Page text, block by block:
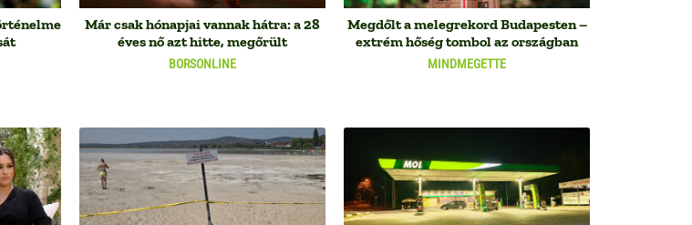
BORSONLINE
Már csak hónapjai vannak hátra: a 28
éves nő azt hitte, megőrült
MINDMEGETTE
Megdőlt a melegrekord Budapesten –
extrém hőség tombol az országban